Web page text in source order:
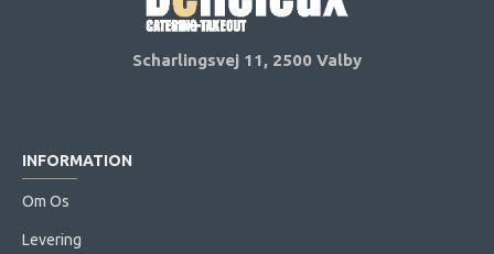
Scharlingsvej 11, 2500 Valby
INFORMATION
Om Os
Levering